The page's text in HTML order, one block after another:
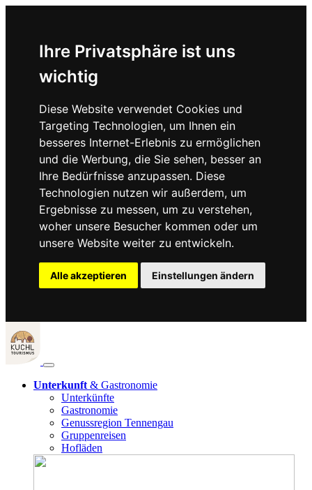
Ihre Privatsphäre ist uns
wichtig
Diese Website verwendet Cookies und
Targeting Technologien, um Ihnen ein
besseres Internet-Erlebnis zu ermöglichen
und die Werbung, die Sie sehen, besser an
Ihre Bedürfnisse anzupassen. Diese
Technologien nutzen wir außerdem, um
Ergebnisse zu messen, um zu verstehen,
woher unsere Besucher kommen oder um
unsere Website weiter zu entwickeln.
Alle akzeptieren Einstellungen ändern
Unterkunft& Gastronomie
Unterkünfte
Gastronomie
Genussregion Tennengau
Gruppenreisen
Hofläden